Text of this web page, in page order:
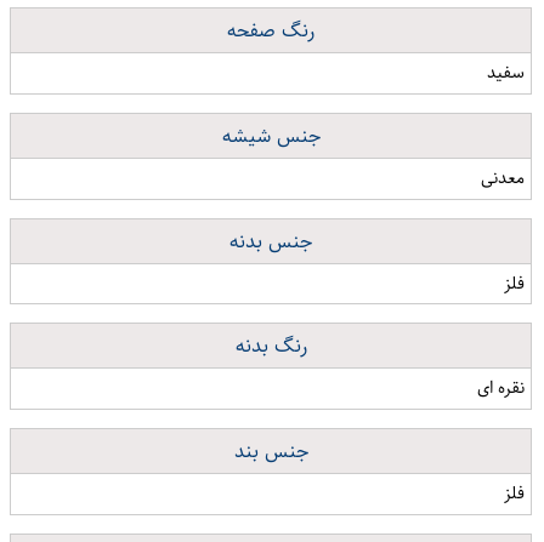
رنگ صفحه
سفید
جنس شیشه
معدنی
جنس بدنه
فلز
رنگ بدنه
نقره ای
جنس بند
فلز